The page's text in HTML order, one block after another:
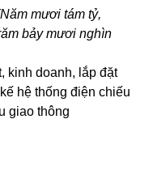
mươi tám tỷ,
bảy mươi nghìn
kinh doanh, lắp đặt
hệ thống điện chiếu
giao thông